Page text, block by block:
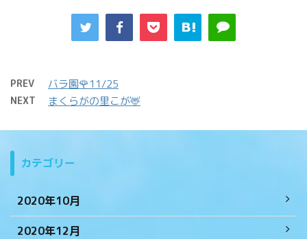
PREV バラ園🌹11/25
NEXT まくらがの里こが🦌
カテゴリー
2020年10月
2020年12月